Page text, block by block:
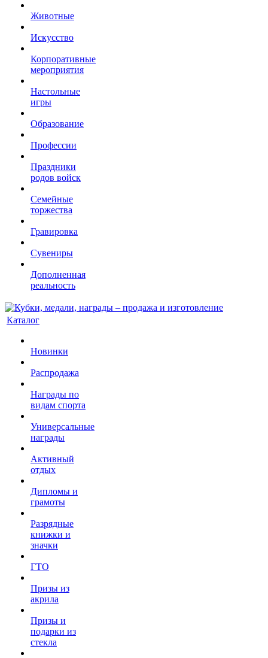
Животные
Искусство
Корпоративные
мероприятия
Настольные
игры
Образование
Профессии
Праздники
родов войск
Семейные
торжества
Гравировка
Сувениры
Дополненная
реальность
Каталог
Новинки
Распродажа
Награды по
видам спорта
Универсальные
награды
Активный
отдых
Дипломы и
грамоты
Разрядные
книжки и
значки
ГТО
Призы из
акрила
Призы и
подарки из
стекла